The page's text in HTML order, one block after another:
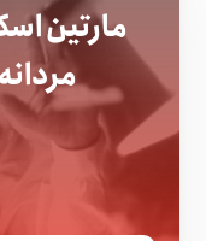
مارتین